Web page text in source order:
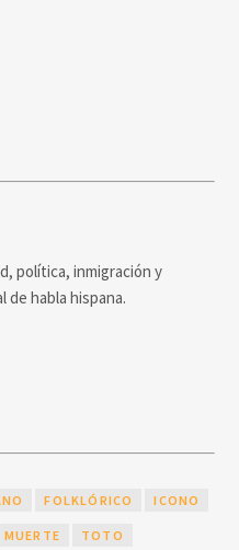
política, inmigración y
de habla hispana.
FOLKLÓRICO ICONO
MUERTE TOTO